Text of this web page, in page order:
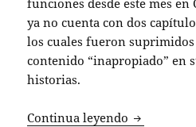
funciones desde este mes
ya no cuenta con dos
los cuales fueron
contenido “inapropiado” en
historias.
Continua leyendo “Bob